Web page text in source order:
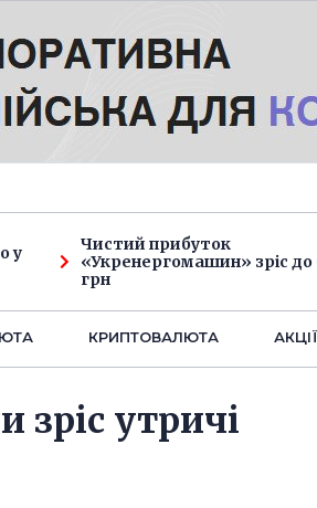
у
Чистий прибуток
«Укренергомашин» зріс до
грн
КРИПТОВАЛЮТА АКЦІЇ
зріс утричі